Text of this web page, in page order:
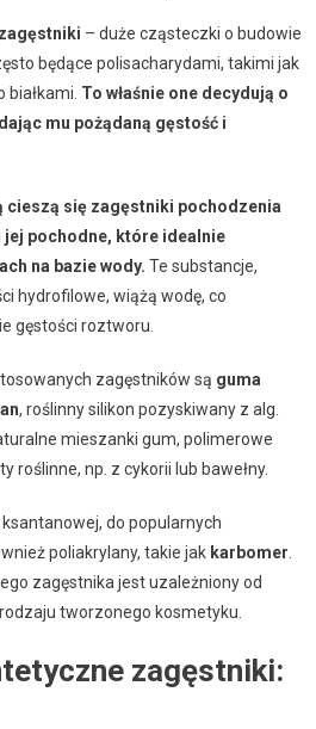
zagęstniki – duże cząsteczki o budowie
będące polisacharydami, takimi jak
To właśnie one decydują o
mu pożądaną gęstość i
cieszą się zagęstniki pochodzenia
pochodne, które idealnie
na bazie wody. Te substancje,
hydrofilowe, wiążą wodę, co
gęstości roztworu.
zagęstników są guma
, roślinny silikon pozyskiwany z alg.
mieszanki gum, polimerowe
roślinne, np. z cykorii lub bawełny.
do popularnych
poliakrylany, takie jak karbomer
zagęstnika jest uzależniony od
tworzonego kosmetyku.
zagęstniki: